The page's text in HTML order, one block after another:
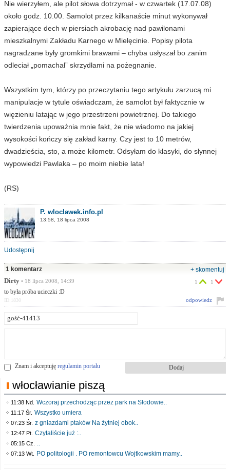
Nie wierzyłem, ale pilot słowa dotrzymał - w czwartek (17.07.08)
około godz. 10.00. Samolot przez kilkanaście minut wykonywał
zapierające dech w piersiach akrobację nad pawilonami
mieszkalnymi Zakładu Karnego w Mielęcinie. Popisy pilota
nagradzane były gromkimi brawami – chyba usłyszał bo zanim
odleciał „pomachał” skrzydłami na pożegnanie.
Wszystkim tym, którzy po przeczytaniu tego artykułu zarzucą mi
manipulacje w tytule oświadczam, że samolot był faktycznie w
więzieniu latając w jego przestrzeni powietrznej. Do takiego
twierdzenia upoważnia mnie fakt, że nie wiadomo na jakiej
wysokości kończy się zakład karny. Czy jest to 10 metrów,
dwadzieścia, sto, a może kilometr. Odsyłam do klasyki, do słynnej
wypowiedzi Pawlaka – po moim niebie lata!
(RS)
P. wloclawek.info.pl
13:58, 18 lipca 2008
Udostępnij
1 komentarz
+ skomentuj
Dirty • 18 lipca 2008, 14:39
to była próba ucieczki :D
1 1
odpowiedz
ID:1830
Znam i akceptuję regulamin portalu
włocławianie piszą
11:38 Nd. Wczoraj przechodząc przez park na Słodowie..
11:17 Śr. Wszystko umiera
07:23 Śr. z gniazdami ptaków Na żytniej obok..
12:47 Pt. Czytaliście już :..
05:15 Cz. ..
07:13 Wt. PO politologii . PO remontowcu Wojtkowskim mamy..